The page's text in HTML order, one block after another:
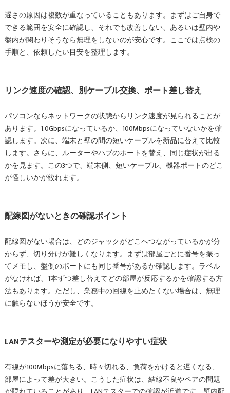
遅さの原因は複数が重なっていることもあります。まずはご自身で
できる範囲を安全に確認し、それでも改善しない、あるいは壁内や
盤内が関わりそうなら無理をしないのが安心です。ここでは点検の
手順と、依頼したい目安を整理します。
リンク速度の確認、別ケーブル交換、ポート差し替え
パソコンならネットワークの状態からリンク速度が見られることが
あります。1.0Gbpsになっているか、100Mbpsになっていないかを確
認します。次に、端末と壁の間の短いケーブルを新品に替えて比較
します。さらに、ルーターやハブのポートを替え、同じ症状が出る
かを見ます。この3つで、端末側、短いケーブル、機器ポートのどこ
が怪しいかが絞れます。
配線図がないときの確認ポイント
配線図がない場合は、どのジャックがどこへつながっているかが分
からず、切り分けが難しくなります。まずは部屋ごとに番号を振っ
てメモし、盤側のポートにも同じ番号があるか確認します。ラベル
がなければ、1本ずつ差し替えてどの部屋が反応するかを確認する方
法もあります。ただし、業務中の回線を止めたくない場合は、無理
に触らないほうが安全です。
LANテスターや測定が必要になりやすい症状
有線が100Mbpsに落ちる、時々切れる、負荷をかけると遅くなる、
部屋によって差が大きい。こうした症状は、結線不良やペアの問題